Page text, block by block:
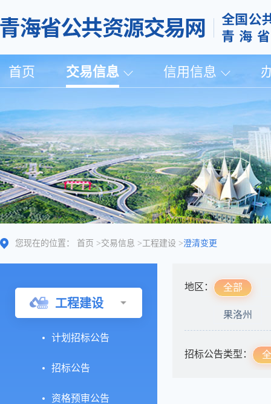
首页 交易信息 信用信息
您现在的位置： 首页 >交易信息 >工程建设 >澄清变更
工程建设
计划招标公告
招标公告
资格预审公告
地区： 全部
果洛州
招标公告类型：